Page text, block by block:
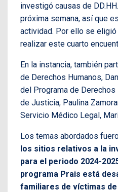
investigó causas de
próxima semana, así que
actividad. Por ello se eligió
realizar este cuarto
En la instancia, también
de Derechos Humanos,
del Programa de
de Justicia, Paulina
Servicio Médico Legal,
Los temas abordados
los sitios relativos a la
para el periodo 2024-
programa Prais está
familiares de víctimas